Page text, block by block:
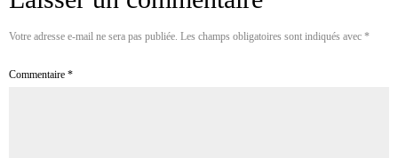
Votre adresse e-mail ne sera pas publiée. Les champs obligatoires sont indiqués avec *
Commentaire *